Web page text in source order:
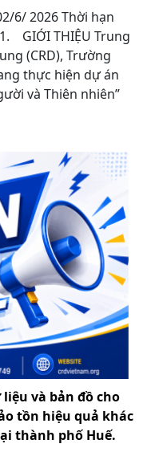
6/ 2026 Thời hạn
GIỚI THIỆU Trung
(CRD), Trường
thực hiện dự án
và Thiên nhiên”
và bản đồ cho
tồn hiệu quả khác
thành phố Huế.